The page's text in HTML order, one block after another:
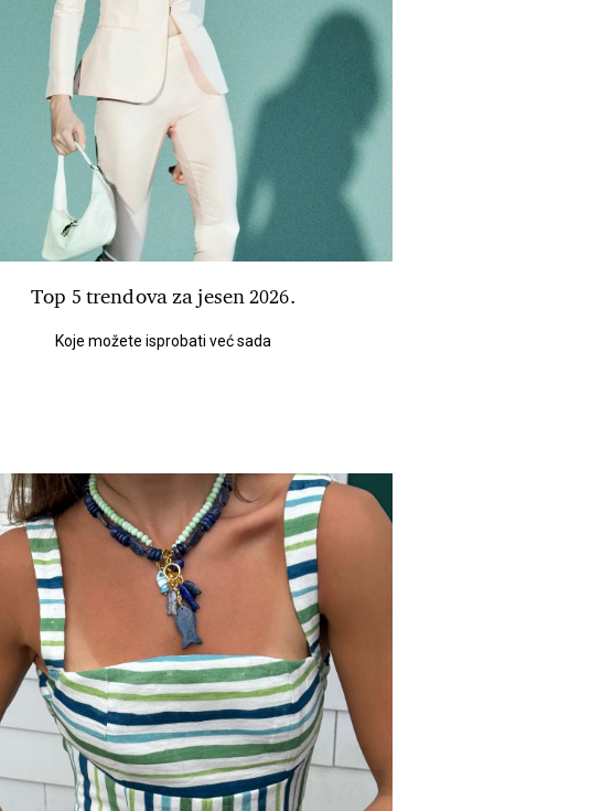
Top 5 trendova za jesen 2026.
Koje možete isprobati već sada